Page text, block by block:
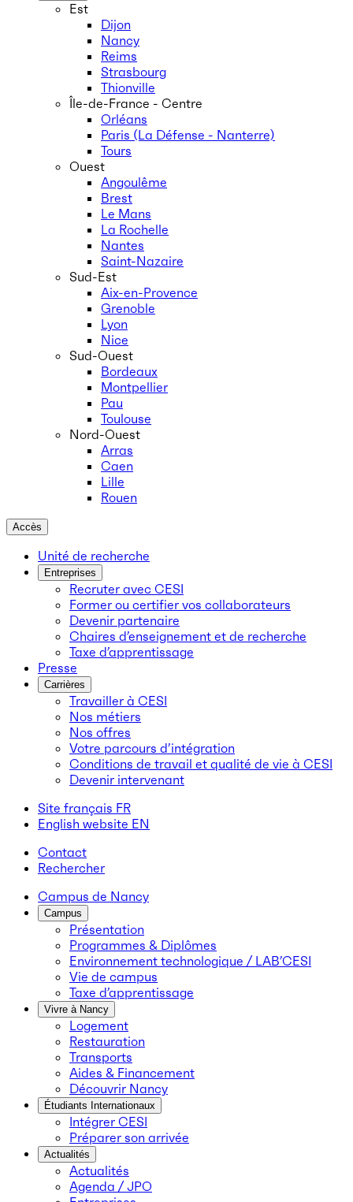
Est
Dijon
Nancy
Reims
Strasbourg
Thionville
Île-de-France - Centre
Orléans
Paris (La Défense - Nanterre)
Tours
Ouest
Angoulême
Brest
Le Mans
La Rochelle
Nantes
Saint-Nazaire
Sud-Est
Aix-en-Provence
Grenoble
Lyon
Nice
Sud-Ouest
Bordeaux
Montpellier
Pau
Toulouse
Nord-Ouest
Arras
Caen
Lille
Rouen
Accès
Unité de recherche
Entreprises
Recruter avec CESI
Former ou certifier vos collaborateurs
Devenir partenaire
Chaires d’enseignement et de recherche
Taxe d’apprentissage
Presse
Carrières
Travailler à CESI
Nos métiers
Nos offres
Votre parcours d’intégration
Conditions de travail et qualité de vie à CESI
Devenir intervenant
Site français FR
English website EN
Contact
Rechercher
Campus de Nancy
Campus
Présentation
Programmes & Diplômes
Environnement technologique / LAB’CESI
Vie de campus
Taxe d’apprentissage
Vivre à Nancy
Logement
Restauration
Transports
Aides & Financement
Découvrir Nancy
Étudiants Internationaux
Intégrer CESI
Préparer son arrivée
Actualités
Actualités
Agenda / JPO